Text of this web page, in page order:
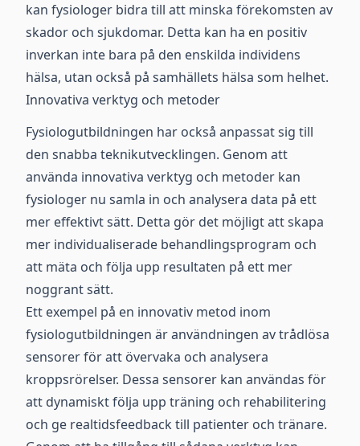
kan fysiologer bidra till att minska förekomsten av
skador och sjukdomar. Detta kan ha en positiv
inverkan inte bara på den enskilda individens
hälsa, utan också på samhällets hälsa som helhet.
Innovativa verktyg och metoder
Fysiologutbildningen har också anpassat sig till
den snabba teknikutvecklingen. Genom att
använda innovativa verktyg och metoder kan
fysiologer nu samla in och analysera data på ett
mer effektivt sätt. Detta gör det möjligt att skapa
mer individualiserade behandlingsprogram och
att mäta och följa upp resultaten på ett mer
noggrant sätt.
Ett exempel på en innovativ metod inom
fysiologutbildningen är användningen av trådlösa
sensorer för att övervaka och analysera
kroppsrörelser. Dessa sensorer kan användas för
att dynamiskt följa upp träning och rehabilitering
och ge realtidsfeedback till patienter och tränare.